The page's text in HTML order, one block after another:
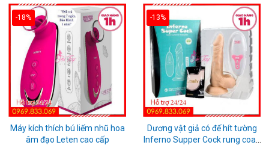
-18%
Máy kích thích bú liếm nhũ hoa
âm đạo Leten cao cấp
-13%
Dương vật giả có đế hít tường
Inferno Supper Cock rung coay